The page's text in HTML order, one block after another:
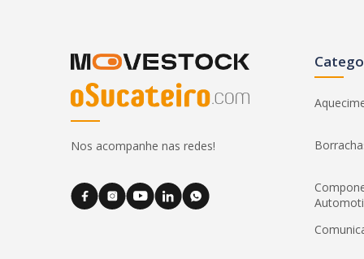
Nos acompanhe nas redes!